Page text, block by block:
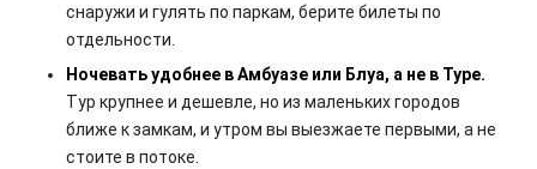
снаружи и гулять по паркам, берите билеты по
отдельности.
Ночевать удобнее в Амбуазе или Блуа, а не в Туре.
Тур крупнее и дешевле, но из маленьких городов
ближе к замкам, и утром вы выезжаете первыми, а не
стоите в потоке.